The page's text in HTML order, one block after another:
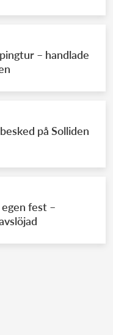
– handlade
på Solliden
fest –